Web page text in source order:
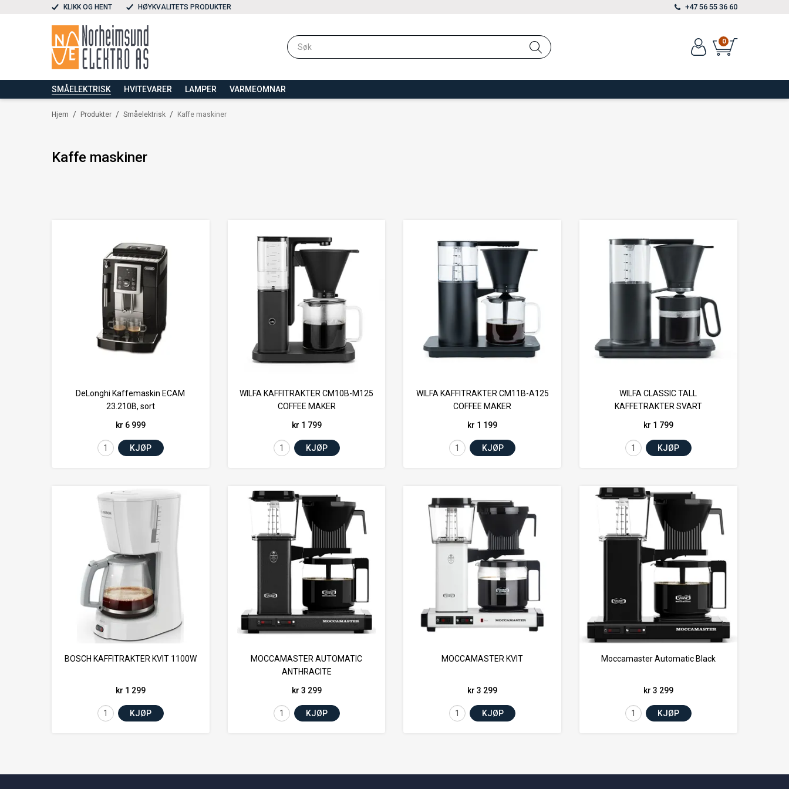
KLIKK OG HENT HØYKVALITETS PRODUKTER +47 56 55 36 60
0
SMÅELEKTRISK HVITEVARER LAMPER VARMEOMNAR
/
Hjem /
Produkter /
Småelektrisk Kaffe maskiner
Kaffe maskiner
DeLonghi Kaffemaskin ECAM
23.210B, sort
kr 6 999
KJØP
WILFA KAFFITRAKTER CM10B-M125
COFFEE MAKER
kr 1 799
KJØP
WILFA KAFFITRAKTER CM11B-A125
COFFEE MAKER
kr 1 199
KJØP
WILFA CLASSIC TALL
KAFFETRAKTER SVART
kr 1 799
KJØP
BOSCH KAFFITRAKTER KVIT 1100W
kr 1 299
KJØP
MOCCAMASTER AUTOMATIC
ANTHRACITE
kr 3 299
KJØP
MOCCAMASTER KVIT
kr 3 299
KJØP
Moccamaster Automatic Black
kr 3 299
KJØP